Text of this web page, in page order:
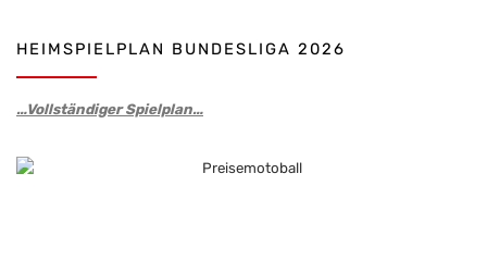
HEIMSPIELPLAN BUNDESLIGA 2026
…Vollständiger Spielplan…